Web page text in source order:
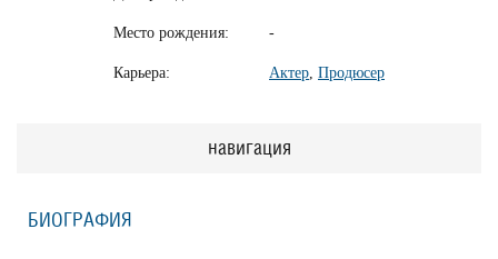
Место рождения: -
Карьера: Актер Продюсер
навигация
БИОГРАФИЯ